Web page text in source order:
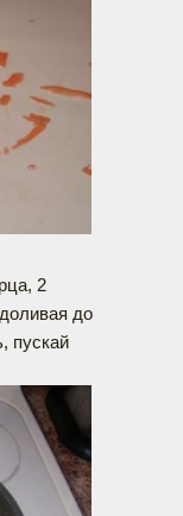
2
до
пускай